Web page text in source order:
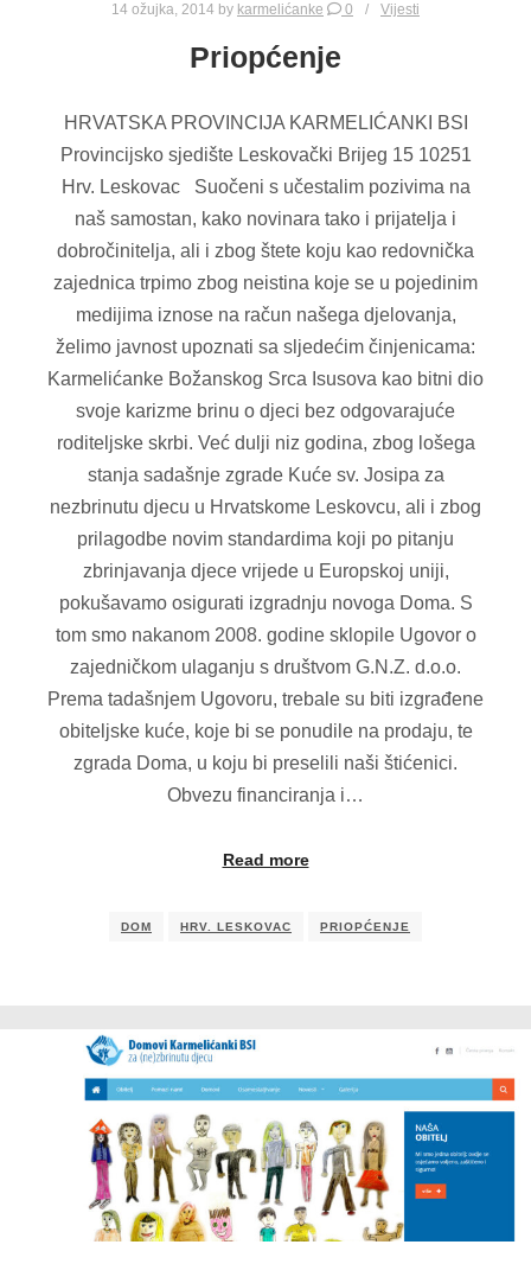
14 ožujka, 2014 by karmelićanke 0 Vijesti
Priopćenje
HRVATSKA PROVINCIJA KARMELIĆANKI BSI
Provincijsko sjedište Leskovački Brijeg 15 10251
Hrv. Leskovac Suočeni s učestalim pozivima na
naš samostan, kako novinara tako i prijatelja i
dobročinitelja, ali i zbog štete koju kao redovnička
zajednica trpimo zbog neistina koje se u pojedinim
medijima iznose na račun našega djelovanja,
želimo javnost upoznati sa sljedećim činjenicama:
Karmelićanke Božanskog Srca Isusova kao bitni dio
svoje karizme brinu o djeci bez odgovarajuće
roditeljske skrbi. Već dulji niz godina, zbog lošega
stanja sadašnje zgrade Kuće sv. Josipa za
nezbrinutu djecu u Hrvatskome Leskovcu, ali i zbog
prilagodbe novim standardima koji po pitanju
zbrinjavanja djece vrijede u Europskoj uniji,
pokušavamo osigurati izgradnju novoga Doma. S
tom smo nakanom 2008. godine sklopile Ugovor o
zajedničkom ulaganju s društvom G.N.Z. d.o.o.
Prema tadašnjem Ugovoru, trebale su biti izgrađene
obiteljske kuće, koje bi se ponudile na prodaju, te
zgrada Doma, u koju bi preselili naši štićenici.
Obvezu financiranja i…
Read more
DOM HRV. LESKOVAC PRIOPĆENJE